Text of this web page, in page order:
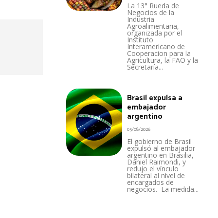
La 13° Rueda de
Negocios de la
Industria
Agroalimentaria,
organizada por el
Instituto
Interamericano de
Cooperacion para la
Agricultura, la FAO y la
Secretaría...
Brasil expulsa a
embajador
argentino
05/08/2026
El gobierno de Brasil
expulsó al embajador
argentino en Brasilia,
Daniel Raimondi, y
redujo el vínculo
bilateral al nivel de
encargados de
negocios. La medida...